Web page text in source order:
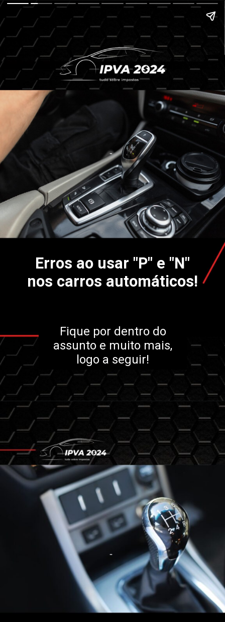
Erros ao usar "P" e "N"
nos carros automáticos!
Fique por dentro do
assunto e muito mais,
logo a seguir!